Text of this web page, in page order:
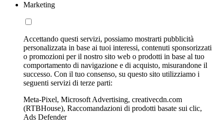
Marketing
Accettando questi servizi, possiamo mostrarti pubblicità
personalizzata in base ai tuoi interessi, contenuti sponsorizzati
o promozioni per il nostro sito web o prodotti in base al tuo
comportamento di navigazione e di acquisto, misurandone il
successo. Con il tuo consenso, su questo sito utilizziamo i
seguenti servizi di terze parti:
Meta-Pixel, Microsoft Advertising, creativecdn.com
(RTBHouse), Raccomandazioni di prodotti basate sui clic,
Ads Defender